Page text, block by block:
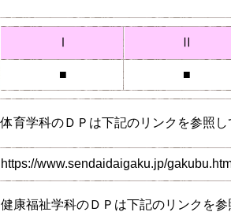
Ⅰ Ⅱ
■ ■
体育学科のＤＰは下記のリンクを参照
https://www.sendaidaigaku.jp/
健康福祉学科のＤＰは下記のリンクを